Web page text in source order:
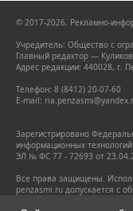
© 2017-2026, Рекламно-
Учредитель: Общество с
Главный редактор —
Адрес редакции: 440028, г.
Телефон: 8 (8412) 20-07-60
E-mail:
Зарегистрировано
информационных
ЭЛ № ФС 77 - 72693 от
Все права защищены.
penzasmi.ru допускается с
которой заимствован